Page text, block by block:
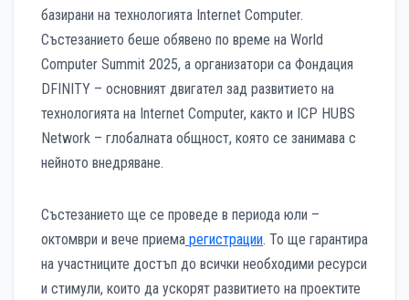
базирани на технологията Internet Computer.
Състезанието беше обявено по време на World
Computer Summit 2025, а организатори са Фондация
DFINITY – основният двигател зад развитието на
технологията на Internet Computer, както и ICP HUBS
Network – глобалната общност, която се занимава с
нейното внедряване.
Състезанието ще се проведе в периода юли –
октомври и вече приема регистрации. То ще гарантира
на участниците достъп до всички необходими ресурси
и стимули, които да ускорят развитието на проектите